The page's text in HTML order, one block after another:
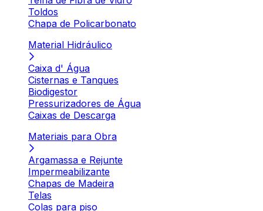
Toldos
Chapa de Policarbonato
Material Hidráulico
Caixa d' Água
Cisternas e Tanques
Biodigestor
Pressurizadores de Água
Caixas de Descarga
Materiais para Obra
Argamassa e Rejunte
Impermeabilizante
Chapas de Madeira
Telas
Colas para piso